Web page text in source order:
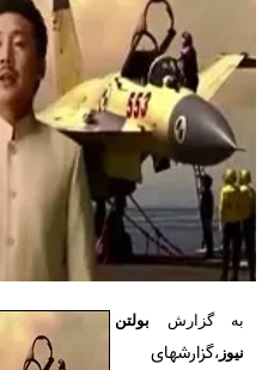
به گزارش بولتن
نیوز ،گزارشهای